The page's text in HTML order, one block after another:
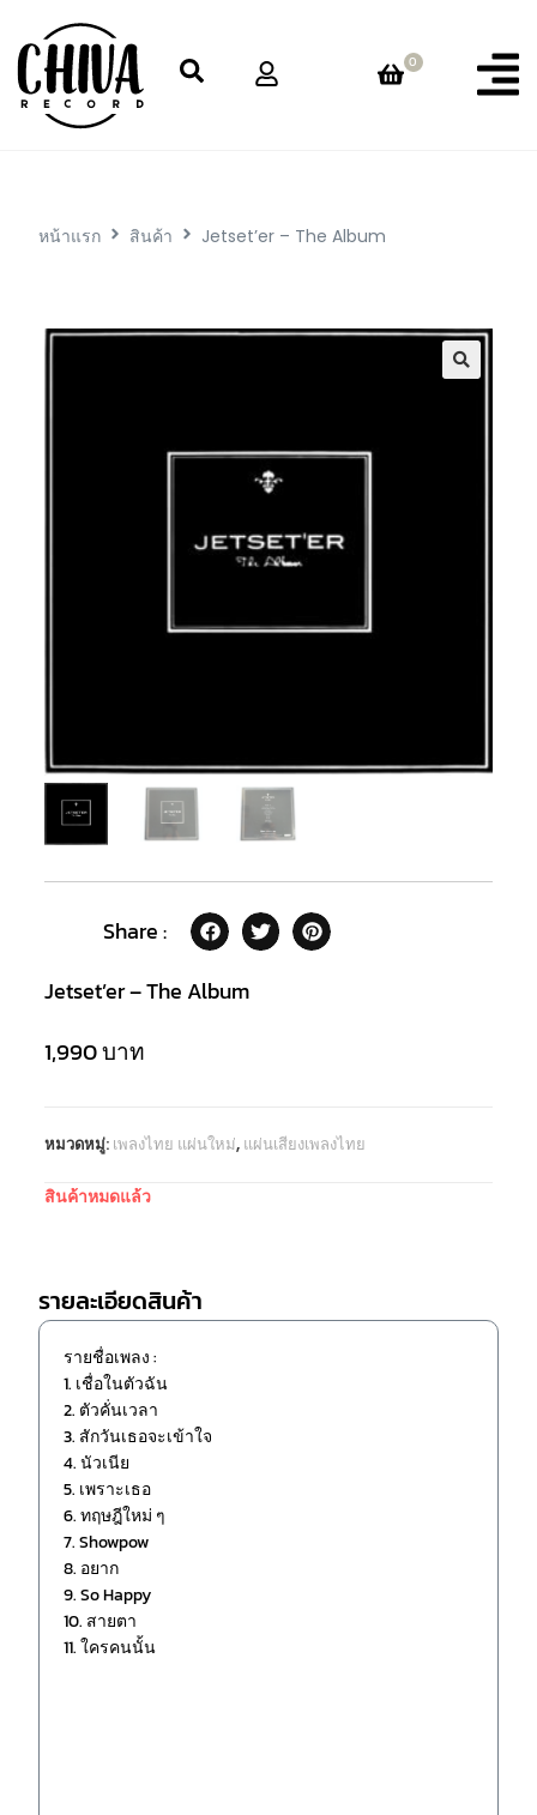
0
หน้าแรก สินค้า Jetset’er – The Album
Share :
Jetset’er – The Album
1,990บาท
หมวดหมู่: เพลงไทย แผ่นใหม่, แผ่นเสียงเพลงไทย
สินค้าหมดแล้ว
รายละเอียดสินค้า
รายชื่อเพลง :
1. เชื่อในตัวฉัน
2. ตัวคั่นเวลา
3. สักวันเธอจะเข้าใจ
4. นัวเนีย
5. เพราะเธอ
6. ทฤษฎีใหม่ ๆ
7. Showpow
8. อยาก
9. So Happy
10. สายตา
11. ใครคนนั้น